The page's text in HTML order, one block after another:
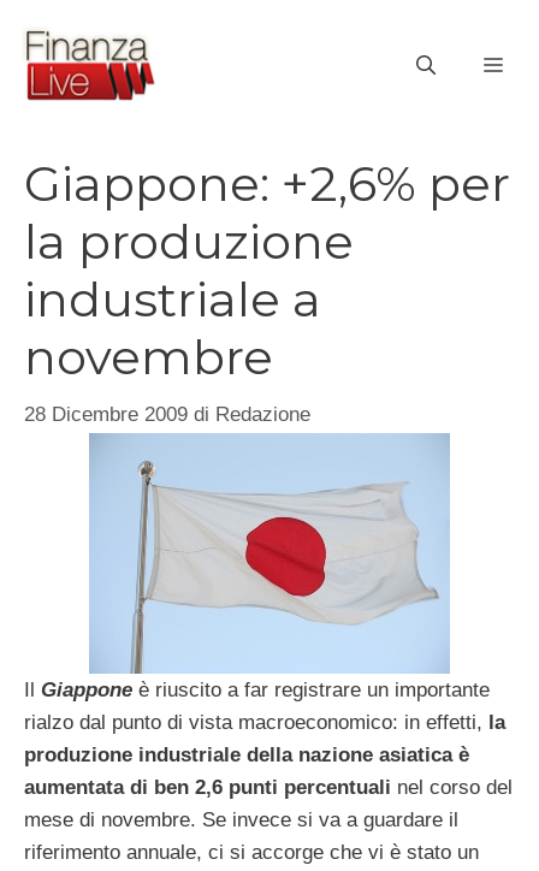
contenuto
Giappone: +2,6% per
la produzione
industriale a
novembre
28 Dicembre 2009 di Redazione
Il Giappone è riuscito a far registrare un importante
rialzo dal punto di vista macroeconomico: in effetti, la
produzione industriale della nazione asiatica è
aumentata di ben 2,6 punti percentuali nel corso del
mese di novembre. Se invece si va a guardare il
riferimento annuale, ci si accorge che vi è stato un